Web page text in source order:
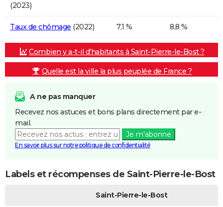
(2023)
Taux de chômage (2022) 7,1 % 8,8 %
Combien y a-t-il d'habitants à Saint-Pierre-le-Bost ?
Quelle est la ville la plus peuplée de France ?
A ne pas manquer
Recevez nos astuces et bons plans directement par e-
mail.
Je m'abonne
En savoir plus sur notre politique de confidentialité
Labels et récompenses de Saint-Pierre-le-Bost
Saint-Pierre-le-Bost